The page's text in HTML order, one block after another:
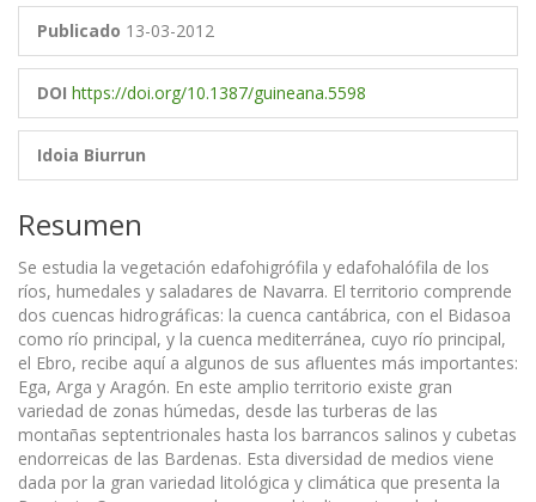
Publicado 13-03-2012
DOI https://doi.org/10.1387/guineana.5598
Idoia Biurrun
Resumen
Se estudia la vegetación edafohigrófila y edafohalófila de los
ríos, humedales y saladares de Navarra. El territorio comprende
dos cuencas hidrográficas: la cuenca cantábrica, con el Bidasoa
como río principal, y la cuenca mediterránea, cuyo río principal,
el Ebro, recibe aquí a algunos de sus afluentes más importantes:
Ega, Arga y Aragón. En este amplio territorio existe gran
variedad de zonas húmedas, desde las turberas de las
montañas septentrionales hasta los barrancos salinos y cubetas
endorreicas de las Bardenas. Esta diversidad de medios viene
dada por la gran variedad litológica y climática que presenta la